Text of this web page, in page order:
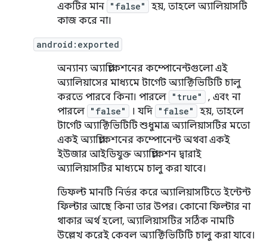
একটির মান "false"
হয়, তাহলে অ্যালিয়াসটি
কাজ করে না।
android:exported
অন্যান্য অ্যাপ্লিকেশনের কম্পোনেন্টগুলো এই
অ্যালিয়াসের মাধ্যমে টার্গেট অ্যাক্টিভিটিটি চালু
করতে পারবে কিনা। পারলে "true"
, এবং না
পারলে "false" । যদি "false"
হয়, তাহলে
টার্গেট অ্যাক্টিভিটিটি শুধুমাত্র অ্যালিয়াসটির মতো
একই অ্যাপ্লিকেশনের কম্পোনেন্ট অথবা একই
ইউজার আইডিযুক্ত অ্যাপ্লিকেশন দ্বারাই
অ্যালিয়াসটির মাধ্যমে চালু করা যাবে।
ডিফল্ট মানটি নির্ভর করে অ্যালিয়াসটিতে ইন্টেন্ট
ফিল্টার আছে কিনা তার উপর। কোনো ফিল্টার না
থাকার অর্থ হলো, অ্যালিয়াসটির সঠিক নামটি
উল্লেখ করেই কেবল অ্যাক্টিভিটিটি চালু করা যাবে।